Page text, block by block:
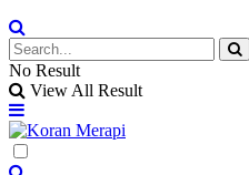
No Result
View All Result